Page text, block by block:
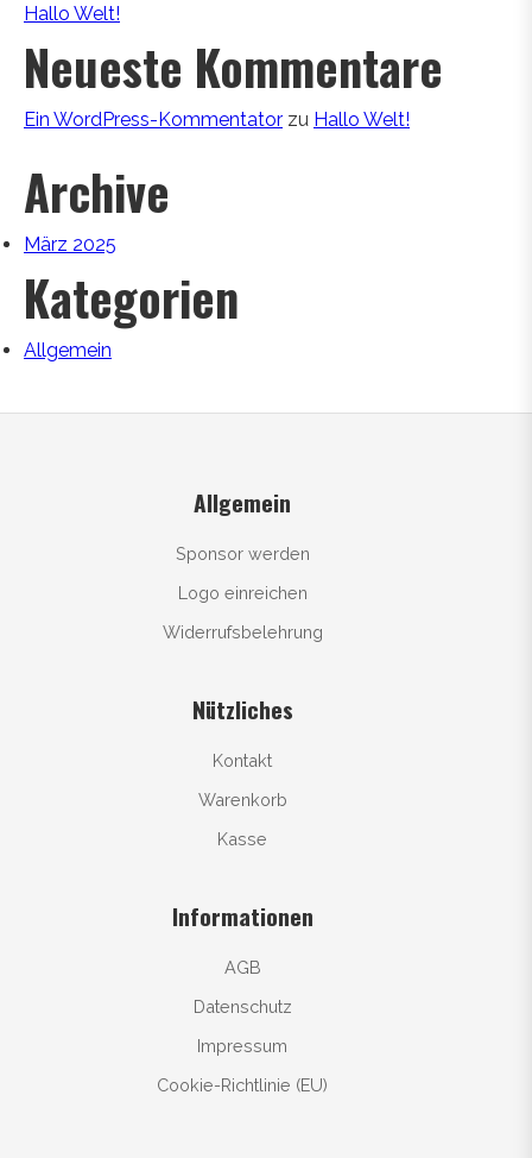
Hallo Welt!
Neueste Kommentare
Ein WordPress-Kommentator zu Hallo Welt!
Archive
März 2025
Kategorien
Allgemein
Allgemein
Sponsor werden
Logo einreichen
Widerrufsbelehrung
Nützliches
Kontakt
Warenkorb
Kasse
Informationen
AGB
Datenschutz
Impressum
Cookie-Richtlinie (EU)